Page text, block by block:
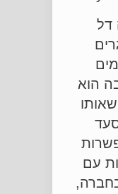
דל
הוא
עם